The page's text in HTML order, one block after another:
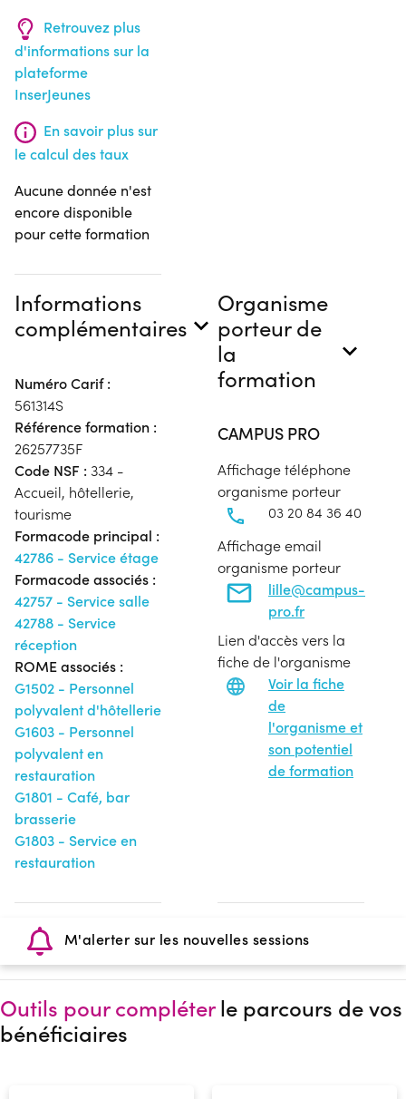
Retrouvez plus
d'informations sur la
plateforme
InserJeunes
En savoir plus sur
le calcul des taux
Aucune donnée n'est
encore disponible
pour cette formation
Informations
complémentaires
Numéro Carif :
561314S
Référence formation :
26257735F
Code NSF : 334 -
Accueil, hôtellerie,
tourisme
Formacode principal :
42786 - Service étage
Formacode associés :
42757 - Service salle
42788 - Service
réception
ROME associés :
G1502 - Personnel
polyvalent d'hôtellerie
G1603 - Personnel
polyvalent en
restauration
G1801 - Café, bar
brasserie
G1803 - Service en
restauration
Organisme
porteur de
la
formation
CAMPUS PRO
Affichage téléphone
organisme porteur
03 20 84 36 40
Affichage email
organisme porteur
lille@campus-
pro.fr
Lien d'accès vers la
fiche de l'organisme
Voir la fiche
de
l'organisme et
son potentiel
de formation
M'alerter sur les nouvelles sessions
Outils pour compléterle parcours de vos
bénéficiaires